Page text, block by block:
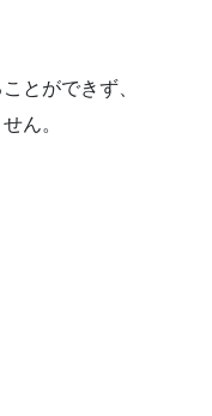
とができず、
ん。